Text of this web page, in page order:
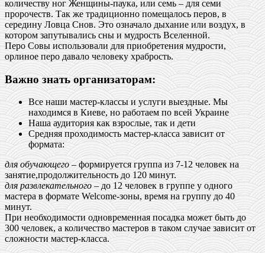
количеству ног Женщины-паука, или семь – для семи
пророчеств. Так же традиционно помещалось перов, в
середину Ловца Снов. Это означало дыхание или воздух, в
котором запутывались сны и мудрость Вселенной.
Перо Совы использовали для приобретения мудрости,
орлиное перо давало человеку храбрость.
Важно знать организаторам:
Все наши мастер-классы и услуги выездные. Мы
находимся в Киеве, но работаем по всей Украине
Наша аудитория как взрослые, так и дети
Средняя проходимость мастер-класса зависит от
формата:
для обучающего– формируется группа из 7-12 человек на
занятие,продолжительность до 120 минут.
для развлекательного– до 12 человек в группе у одного
мастера в формате Welcome-зоны, время на группу до 40
минут.
При необходимости одновременная посадка может быть до
300 человек, а количество мастеров в таком случае зависит от
сложности мастер-класса.